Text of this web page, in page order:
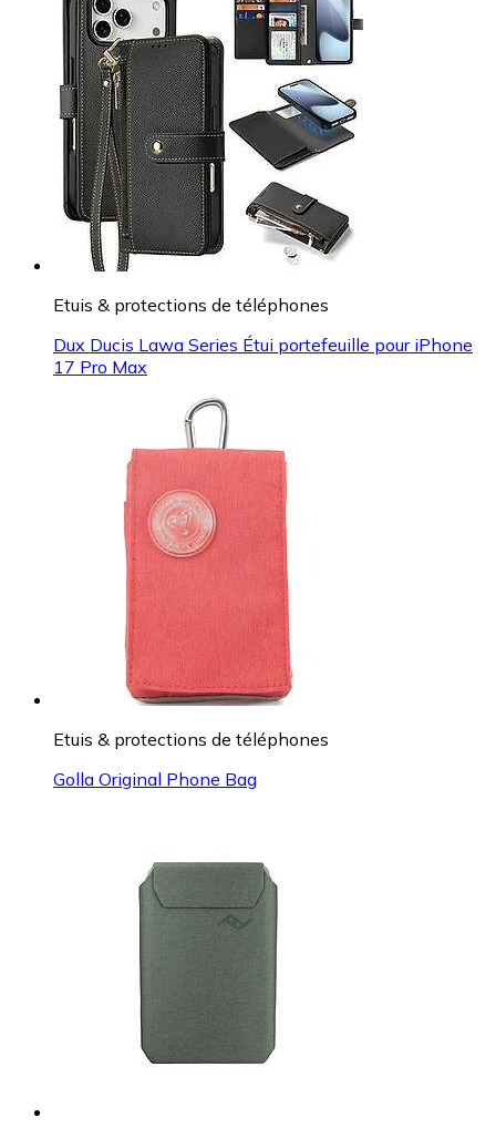
Etuis & protections de téléphones
Dux Ducis Lawa Series Étui portefeuille pour iPhone
17 Pro Max
Etuis & protections de téléphones
Golla Original Phone Bag